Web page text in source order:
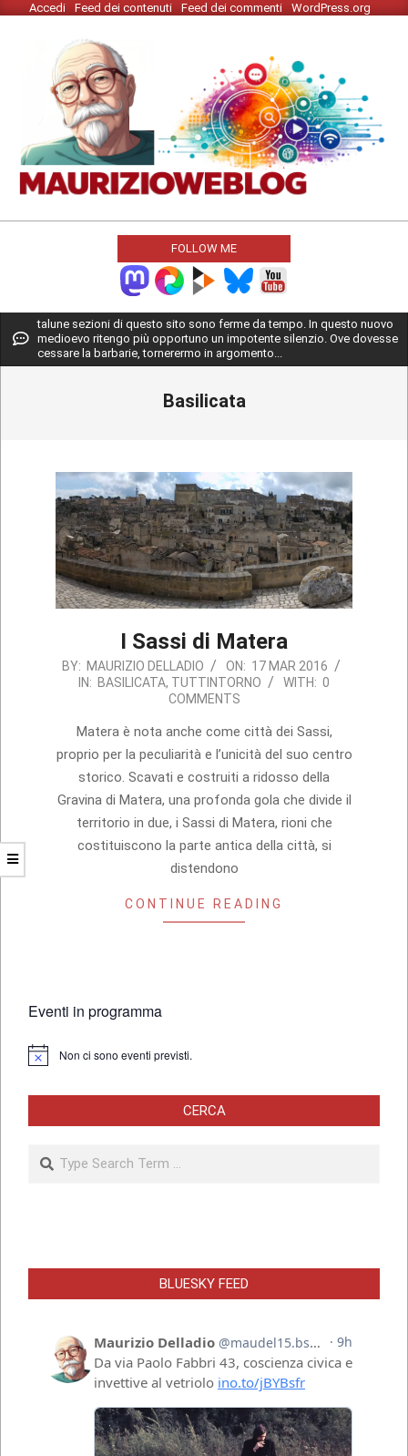
Skip Accedi Feed dei contenuti Feed dei commenti WordPress.org
MAURIZIO
WEBLOG
FOLLOW ME
Primary
Navigation
Menu
talune sezioni di questo sito sono ferme da tempo. In questo nuovo
medioevo ritengo più opportuno un impotente silenzio. Ove dovesse
cessare la barbarie, tornerermo in argomento...
Basilicata
I Sassi di Matera
2016-
BY: MAURIZIO DELLADIO ON: 17 MAR 2016
IN: BASILICATA, TUTTINTORNO WITH: 0
COMMENTS
Matera è nota anche come città dei Sassi,
proprio per la peculiarità e l’unicità del suo centro
storico. Scavati e costruiti a ridosso della
Gravina di Matera, una profonda gola che divide il
territorio in due, i Sassi di Matera, rioni che
costituiscono la parte antica della città, si
distendono
CONTINUE READING
Eventi in programma
Notice Non ci sono eventi previsti.
CERCA
Search
BLUESKY FEED